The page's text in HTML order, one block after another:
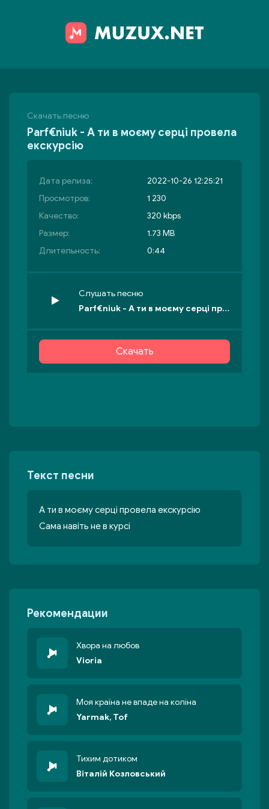
Скачать песню
Parf€niuk - А ти в моєму серці провела
екскурсію
Дата релиза:
2022-10-26 12:25:21
Просмотров:
1 230
Качество:
320 kbps
Размер:
1.73 MB
Длительность:
0:44
Слушать песню
Parf€niuk - А ти в моєму серці провела екскурсію
Скачать
Текст песни
А ти в моєму серці провела екскурсію
Cама навіть не в курсі
Рекомендации
Хвора на любов
Vioria
Моя країна не впаде на коліна
Yarmak, Tof
Тихим дотиком
Віталій Козловський